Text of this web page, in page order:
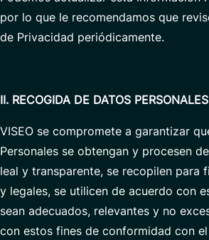
por lo que le recomendamos que
de Privacidad periódicamente.
II. RECOGIDA DE DATOS PERSONALES
VISEO se compromete a garantizar
Personales se obtengan y procesen
leal y transparente, se recopilen para
y legales, se utilicen de acuerdo con
sean adecuados, relevantes y no
con estos fines de conformidad con